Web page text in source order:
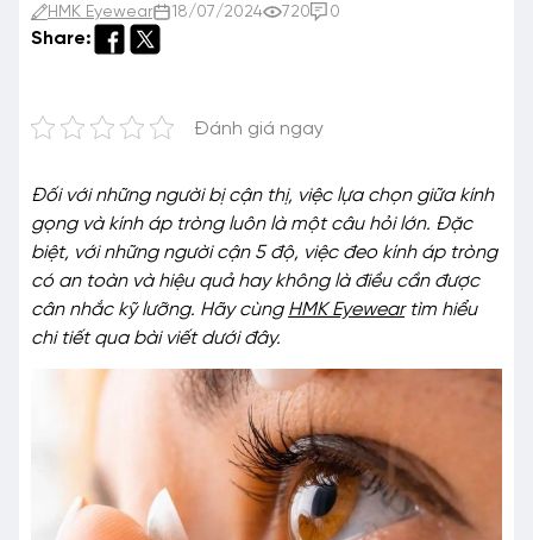
HMK Eyewear 18/07/2024 720 0
Share:
Đánh giá ngay
Đối với những người bị cận thị, việc lựa chọn giữa kính
gọng và kính áp tròng luôn là một câu hỏi lớn. Đặc
biệt, với những người cận 5 độ, việc đeo kính áp tròng
có an toàn và hiệu quả hay không là điều cần được
cân nhắc kỹ lưỡng. Hãy cùng HMK Eyeweartìm hiểu
chi tiết qua bài viết dưới đây.